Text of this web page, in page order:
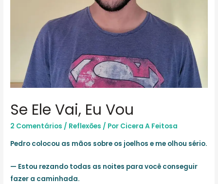
Se Ele Vai, Eu Vou
2 Comentários / Reflexões / Por Cicera A Feitosa
Pedro colocou as mãos sobre os joelhos e me olhou sério.
— Estou rezando todas as noites para você conseguir
fazer a caminhada.